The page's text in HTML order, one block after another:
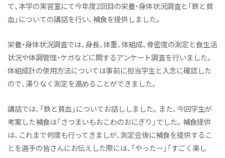
て、本学の実習室にて今年度2回目の栄養・身体状況調査と「鉄と貧
血」についての講話を行い、補食を提供しました。
栄養・身体状況調査では、身長、体重、体組成、骨密度の測定と食生活
状況や体調管理・ケガなどに関するアンケート調査を行いました。
体組成計の使用方法については事前に担当学生と入念に確認した
ので、滞りなく測定を進めることができました。
講話では、「鉄と貧血」についてお話ししました。また、今回学生が
考案した補食は「さつまいもおこわのおにぎり」でした。補食提供
は、これまで何度も行ってきましが、測定会後に補食を提供するこ
とを選手の皆さんにお伝えした際には、「やったー」「すごく楽し
施設紹介
Active! Komajo Campus Life プロジェクト
ニュース&トピックス
健康栄養学科ニュース
健康と栄養にちょっといい話
オープンキャンパス（体験授業）
ニュース&トピックス：アーカイブ